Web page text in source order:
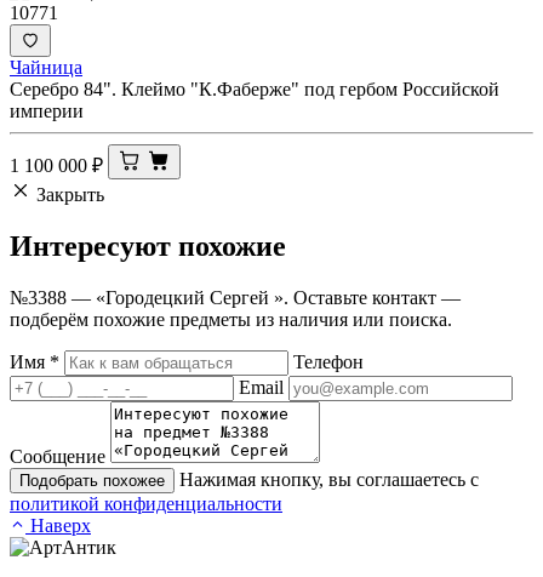
10771
Чайница
Серебро 84". Клеймо "К.Фаберже" под гербом Российской
империи
1 100 000 ₽
Закрыть
Интересуют похожие
№3388 — «Городецкий Сергей ». Оставьте контакт —
подберём похожие предметы из наличия или поиска.
Имя *
Телефон
Email
Сообщение
Подобрать похожее
Нажимая кнопку, вы соглашаетесь с
политикой конфиденциальности
Наверх